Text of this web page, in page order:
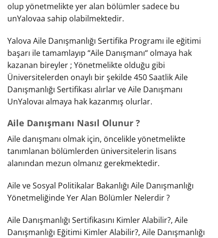
olup yönetmelikte yer alan bölümler sadece bu
unYalovaa sahip olabilmektedir.
Yalova Aile Danışmanlığı Sertifika Programı ile eğitimi
başarı ile tamamlayıp “Aile Danışmanı“ olmaya hak
kazanan bireyler ; Yönetmelikte olduğu gibi
Üniversitelerden onaylı bir şekilde 450 Saatlik Aile
Danışmanlığı Sertifikası alırlar ve Aile Danışmanı
UnYalovaı almaya hak kazanmış olurlar.
Aile Danışmanı Nasıl Olunur ?
Aile danışmanı olmak için, öncelikle yönetmelikte
tanımlanan bölümlerden üniversitelerin lisans
alanından mezun olmanız gerekmektedir.
Aile ve Sosyal Politikalar Bakanlığı Aile Danışmanlığı
Yönetmeliğinde Yer Alan Bölümler Nelerdir ?
Aile Danışmanlığı Sertifikasını Kimler Alabilir?, Aile
Danışmanlığı Eğitimi Kimler Alabilir?, Aile Danışmanlığı